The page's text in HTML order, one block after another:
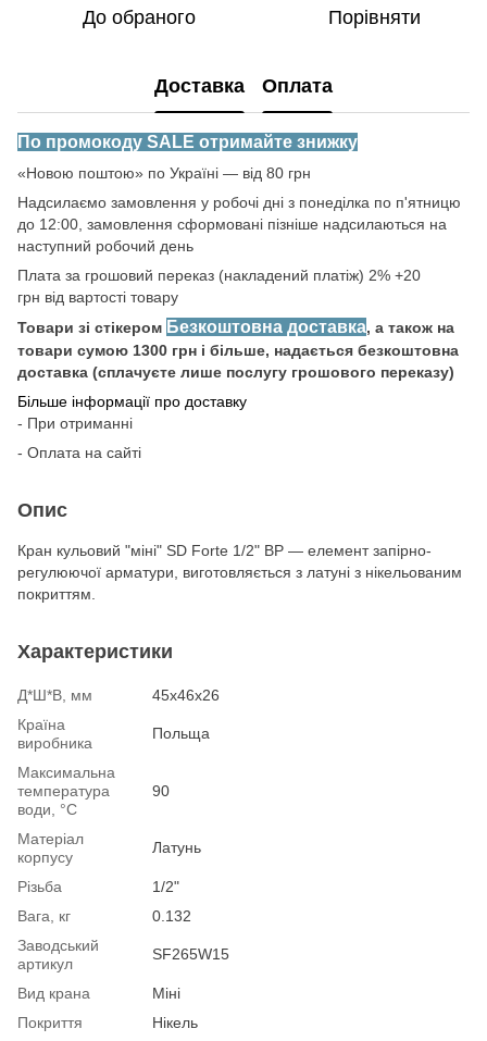
До обраного Порівняти
Доставка Оплата
По промокоду SALE отримайте знижку
«Новою поштою» по Україні — від 80 грн
Надсилаємо замовлення у робочі дні з понеділка по п'ятницю
до 12:00, замовлення сформовані пізніше надсилаються на
наступний робочий день
Плата за грошовий переказ (накладений платіж) 2% +20
грн від вартості товару
Товари зі стікером Безкоштовна доставка, а також на
товари сумою 1300 грн і більше, надається безкоштовна
доставка (сплачуєте лише послугу грошового переказу)
Більше інформації про доставку
- При отриманні
- Оплата на сайті
Опис
Кран кульовий "міні" SD Forte 1/2" ВР — елемент запірно-
регулюючої арматури, виготовляється з латуні з нікельованим
покриттям.
Характеристики
Д*Ш*В, мм
45х46х26
Країна
виробника
Польща
Максимальна
температура
води, °С
90
Матеріал
корпусу
Латунь
Різьба
1/2"
Вага, кг
0.132
Заводський
артикул
SF265W15
Вид крана
Міні
Покриття
Нікель